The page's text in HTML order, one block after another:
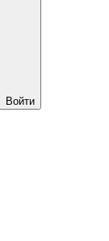
Войти